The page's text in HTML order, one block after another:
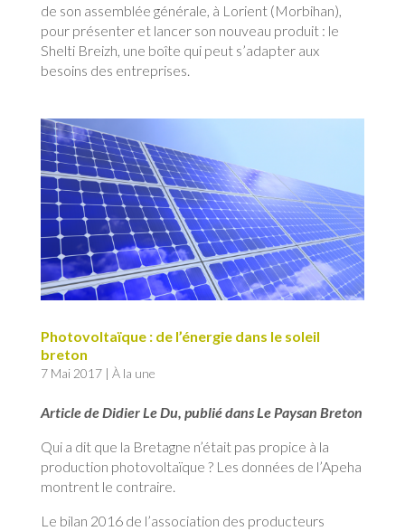
de son assemblée générale, à Lorient (Morbihan),
pour présenter et lancer son nouveau produit : le
Shelti Breizh, une boîte qui peut s’adapter aux
besoins des entreprises.
Photovoltaïque : de l’énergie dans le soleil
breton
7 Mai 2017| À la une
Article de Didier Le Du, publié dans Le Paysan Breton
Qui a dit que la Bretagne n’était pas propice à la
production photovoltaïque ? Les données de l’Apeha
montrent le contraire.
Le bilan 2016 de l’association des producteurs